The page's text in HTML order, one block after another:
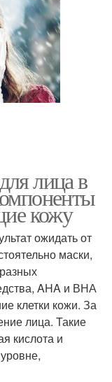
лица в
кожу
ожидать от
маски,
AHA и ВНА
клетки кожи. За
лица. Такие
кислота и